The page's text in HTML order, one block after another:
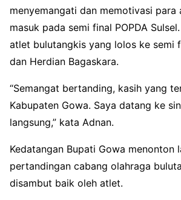
menyemangati dan memotivasi
masuk pada semi final POPDA
atlet bulutangkis yang lolos ke semi
dan Herdian Bagaskara.
“Semangat bertanding, kasih yang
Kabupaten Gowa. Saya datang ke
langsung,” kata Adnan.
Kedatangan Bupati Gowa menonton
pertandingan cabang olahraga
disambut baik oleh atlet.